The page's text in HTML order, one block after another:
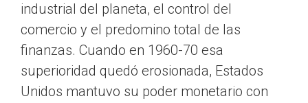
industrial del planeta, el control del
comercio y el predomino total de las
finanzas. Cuando en 1960-70 esa
superioridad quedó erosionada, Estados
Unidos mantuvo su poder monetario con